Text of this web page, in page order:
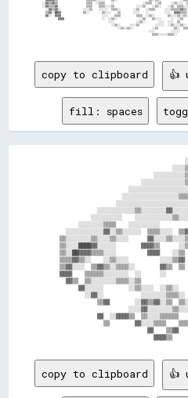
copy to clipboard 👍
fill: spaces
░░░░░░░░░░
░░░░░░░░▒▒▒▒    ░░░░░░░░░░
░░░░░░░░░░░░▓▓░░▒▒░░░░░░  ▒▒▒▒░░░░
▒▒░░░░░░░░▒▒░░░░▒▒░░░░
▒▒░░░░████▓▓░░░░░░        ▓▓▓▓▒▒
▒▒░░██▓▓▓▓▒▒▒▒░░░░          ▓▓▓▓    ░░▒▒
▒▒▒▒▓▓▒▒░░    ░░▒▒░░░░
▒▒▓▓░░░░  ▒▒▓▓▒▒░░▒▒▒▒░░        ▓▓▒▒
▓▓▓▓    ▒▒▒▒▒▒░░░░░░░░  ░░      ░░
▓▓▒▒  ▒▒░░░░░░░░▒▒▒▒░░▒▒
▓▓░░░░░░        ░░▒▒░░░░
░░▓▓░░
▒▒▓▓
▓▓  ░░▓▓▓▓▒▒
▒▒
copy to clipboard 👍